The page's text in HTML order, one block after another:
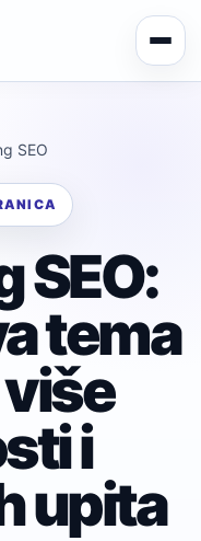
SEO
SEO:
tema
i
upita